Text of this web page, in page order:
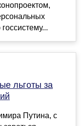
льготы за
Путина, с